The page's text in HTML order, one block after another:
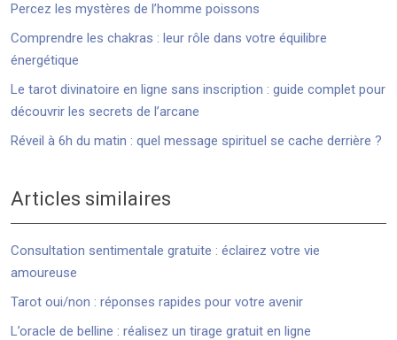
Percez les mystères de l’homme poissons
Comprendre les chakras : leur rôle dans votre équilibre
énergétique
Le tarot divinatoire en ligne sans inscription : guide complet pour
découvrir les secrets de l’arcane
Réveil à 6h du matin : quel message spirituel se cache derrière ?
Articles similaires
Consultation sentimentale gratuite : éclairez votre vie
amoureuse
Tarot oui/non : réponses rapides pour votre avenir
L’oracle de belline : réalisez un tirage gratuit en ligne